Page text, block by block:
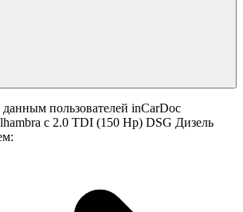
пользователей inCarDoc
с 2.0 TDI (150 Hp) DSG Дизель